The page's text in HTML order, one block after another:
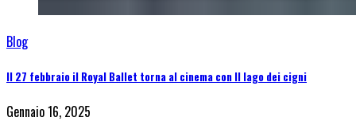
Blog
Il 27 febbraio il Royal Ballet torna al cinema con Il lago dei cigni
Gennaio 16, 2025